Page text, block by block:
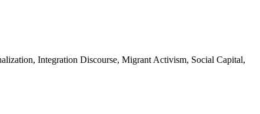
Integration Discourse, Migrant Activism, Social Capital,